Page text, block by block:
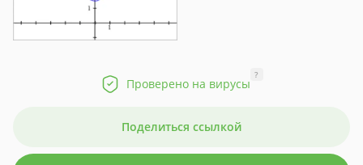
Проверено на вирусы
?
Поделиться ссылкой